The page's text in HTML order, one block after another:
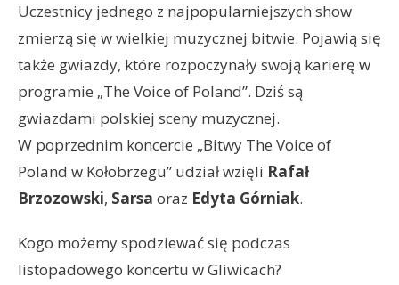
Uczestnicy jednego z najpopularniejszych show
zmierzą się w wielkiej muzycznej bitwie. Pojawią się
także gwiazdy, które rozpoczynały swoją karierę w
programie „The Voice of Poland”. Dziś są
gwiazdami polskiej sceny muzycznej.
W poprzednim koncercie „Bitwy The Voice of
Poland w Kołobrzegu” udział wzięli Rafał
Brzozowski, Sarsa oraz Edyta Górniak.
Kogo możemy spodziewać się podczas
listopadowego koncertu w Gliwicach?